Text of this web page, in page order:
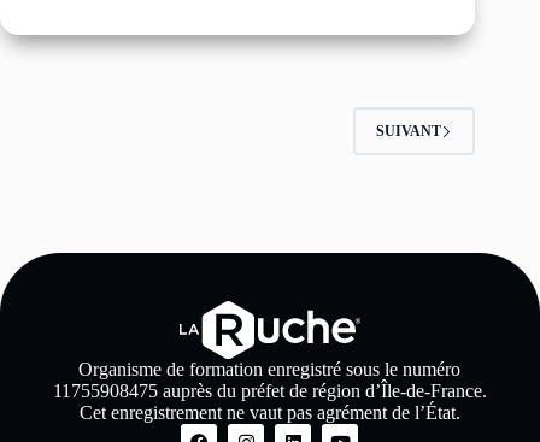
SUIVANT
Organisme de formation enregistré sous le numéro
11755908475 auprès du préfet de région d’Île-de-France.
Cet enregistrement ne vaut pas agrément de l’État.